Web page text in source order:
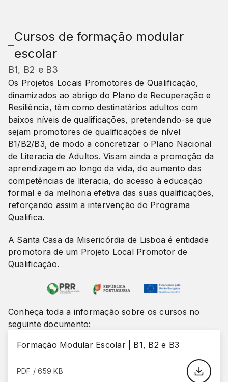
Cursos de formação modular
escolar
B1, B2 e B3
Os Projetos Locais Promotores de Qualificação,
dinamizados ao abrigo do Plano de Recuperação e
Resiliência, têm como destinatários adultos com
baixos níveis de qualificações, pretendendo-se que
sejam promotores de qualificações de nível
B1/B2/B3, de modo a concretizar o Plano Nacional
de Literacia de Adultos. Visam ainda a promoção da
aprendizagem ao longo da vida, do aumento das
competências de literacia, do acesso à educação
formal e da melhoria efetiva das suas qualificações,
reforçando assim a intervenção do Programa
Qualifica.
A Santa Casa da Misericórdia de Lisboa é entidade
promotora de um Projeto Local Promotor de
Qualificação.
Conheça toda a informação sobre os cursos no
seguinte documento:
​​​​​​​Formação Modular Escolar | B1, B2 e B3
PDF / 659 KB